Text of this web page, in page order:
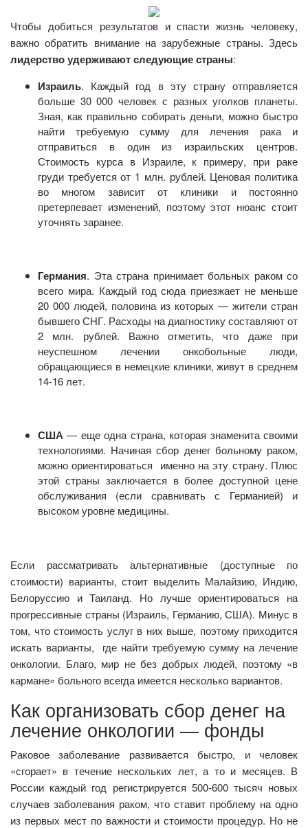
Чтобы добиться результатов и спасти жизнь человеку,
важно обратить внимание на зарубежные страны. Здесь
лидерство удерживают следующие страны:
Израиль. Каждый год в эту страну отправляется
больше 30 000 человек с разных уголков планеты.
Зная, как правильно собирать деньги, можно быстро
найти требуемую сумму для лечения рака и
отправиться в один из израильских центров.
Стоимость курса в Израиле, к примеру, при раке
груди требуется от 1 млн. рублей. Ценовая политика
во многом зависит от клиники и постоянно
претерпевает изменений, поэтому этот нюанс стоит
уточнять заранее.
Германия. Эта страна принимает больных раком со
всего мира. Каждый год сюда приезжает не меньше
20 000 людей, половина из которых — жители стран
бывшего СНГ. Расходы на диагностику составляют от
2 млн. рублей. Важно отметить, что даже при
неуспешном лечении онкобольные люди,
обращающиеся в немецкие клиники, живут в среднем
14-16 лет.
США— еще одна страна, которая знаменита своими
технологиями. Начиная сбор денег больному раком,
можно ориентироваться именно на эту страну. Плюс
этой страны заключается в более доступной цене
обслуживания (если сравнивать с Германией) и
высоком уровне медицины.
Если рассматривать альтернативные (доступные по
стоимости) варианты, стоит выделить Малайзию, Индию,
Белоруссию и Таиланд. Но лучше ориентироваться на
прогрессивные страны (Израиль, Германию, США). Минус в
том, что стоимость услуг в них выше, поэтому приходится
искать варианты, где найти требуемую сумму на лечение
онкологии. Благо, мир не без добрых людей, поэтому «в
кармане» больного всегда имеется несколько вариантов.
Как организовать сбор денег на
лечение онкологии — фонды
Раковое заболевание развивается быстро, и человек
«сгорает» в течение нескольких лет, а то и месяцев. В
России каждый год регистрируется 500-600 тысяч новых
случаев заболевания раком, что ставит проблему на одно
из первых мест по важности и стоимости процедур. Но не